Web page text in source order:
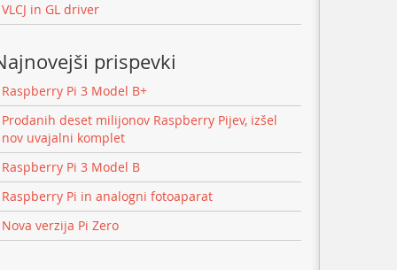
VLCJ in GL driver
prispevki
Raspberry Pi 3 Model B+
Prodanih deset milijonov Raspberry Pijev, izšel
nov uvajalni komplet
Raspberry Pi 3 Model B
Raspberry Pi in analogni fotoaparat
Nova verzija Pi Zero